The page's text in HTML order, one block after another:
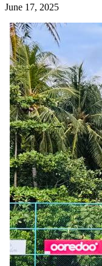
June 17, 2025